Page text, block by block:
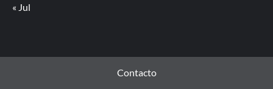
« Jul
Contacto